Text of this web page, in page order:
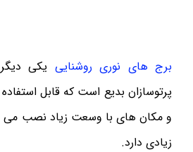
برج های نوری روشنایی یکی
پرتوسازان بدیع است که قابل
و مکان های با وسعت زیاد نصب می
زیادی دارد.